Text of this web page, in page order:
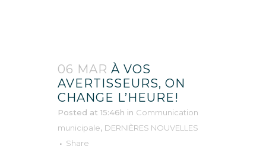
06 MAR À VOS
AVERTISSEURS, ON
CHANGE L’HEURE!
Posted at 15:46h in Communication
municipale, DERNIÈRES NOUVELLES
Share